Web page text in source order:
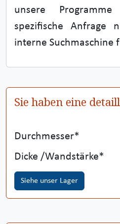
unsere
spezifische Anfrage
interne Suchmaschine
Sie haben eine
Durchmesser
Dicke /Wandstärke
Siehe unser Lager